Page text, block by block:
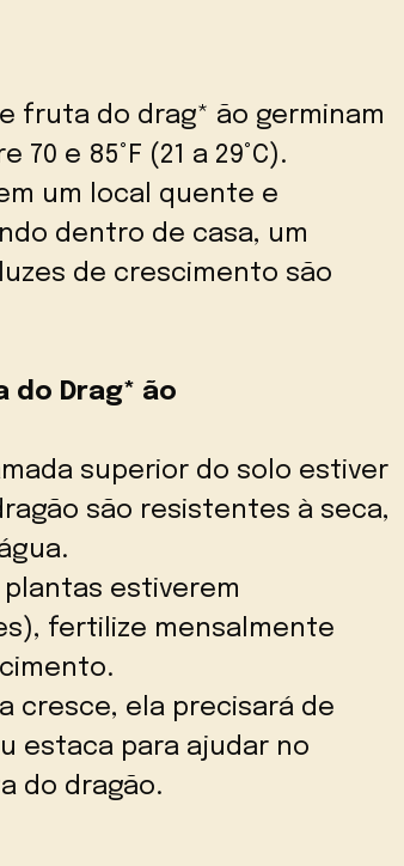
fruta do drag* ão germinam
e 85°F (21 a 29°C).
um local quente e
dentro de casa, um
de crescimento são
do Drag* ão
superior do solo estiver
são resistentes à seca,
plantas estiverem
fertilize mensalmente
cresce, ela precisará de
estaca para ajudar no
do dragão.